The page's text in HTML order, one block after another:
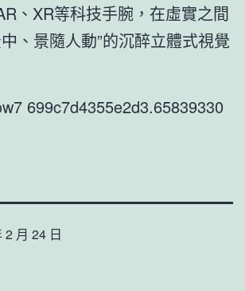
、XR等科技手腕，在虛實之間
、景隨人動”的沉醉立體式視覺
699c7d4355e2d3.65839330
2 月 24 日